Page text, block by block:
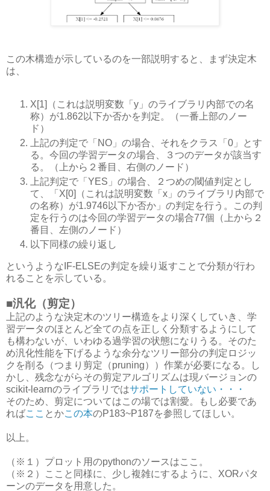
この木構造が示しているのを一部説明すると、まず決定木
は、
X[1]（これは説明変数「y」のライブラリ内部での名
称）が1.862以下か否かを判定。（一番上部のノー
ド）
上記の判定で「NO」の場合、それをクラス「0」とす
る。今回の学習データの場合、３つのデータが該当す
る。（上から２番目、右側のノード）
上記判定で「YES」の場合、２つめの閾値判定とし
て、「X[0]（これは説明変数「x」のライブラリ内部で
の名称）が1.9746以下か否か」の判定を行う。この判
定を行うのは今回の学習データの場合77個（上から２
番目、左側のノード）
以下同様の繰り返し
というようなIF-ELSEの判定を繰り返すことで分類が行わ
れることを示している。
■汎化（剪定）
上記のような決定木のツリー構造をより深くしていき、学
習データのほとんど全ての点を正しく分類するようにして
も構わないが、いわゆる過学習の状態になりうる。そのた
め汎化性能を下げるような余分なツリー部分の判定ロジッ
クを削る（つまり剪定（pruning））作業が必要になる。し
かし、残念ながらその剪定アルゴリズムは現バージョンの
scikit-learnのライブラリではサポートしていない・・・
そのため、剪定についてはこの場では割愛。もし必要であ
ればここ とかこの本のP183~P187を参照してほしい。
以上。
（※１）プロット用のpythonのソースはここ。
（※２）ここと同様に、少し複雑にするように、XORパタ
ーンのデータを用意した。